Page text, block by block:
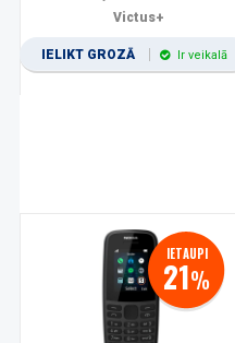
Victus+
IELIKT GROZĀ Ir veikalā
IETAUPI
21%